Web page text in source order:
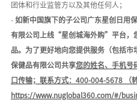
团体和行业监管方以及其他任何人；
- 如新中国旗下的子公司广东星创日用
有限公司上线“星创城海外购”平台，
品。为了更好地向您提供服务（包括市
保健品有限公司共享您的姓名、手机号
口传输；联系方式： 400-004-5678 （
https://www.nuglobal360.com/#/